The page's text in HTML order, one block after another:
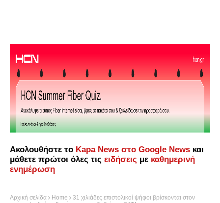
Ακολουθήστε το Kapa News στο Google News και
μάθετε πρώτοι όλες τις ειδήσεις με καθημερινή
ενημέρωση
Αρχική σελίδα Home
31 χιλιάδες επιστολικοί ψήφοι βρίσκονται στον